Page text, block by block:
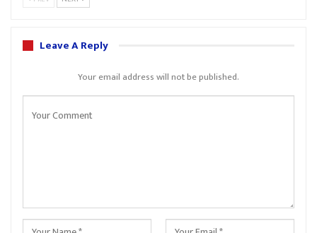
Leave A Reply
Your email address will not be published.